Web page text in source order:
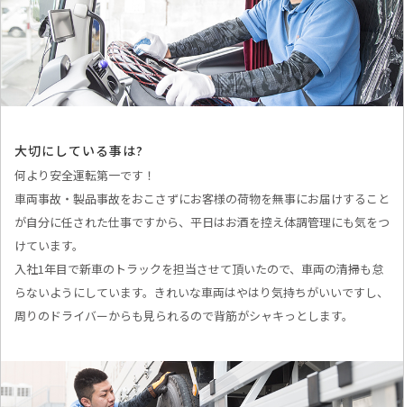
大切にしている事は?
何より安全運転第一です！
車両事故・製品事故をおこさずにお客様の荷物を無事にお届けすること
が自分に任された仕事ですから、平日はお酒を控え体調管理にも気をつ
けています。
入社1年目で新車のトラックを担当させて頂いたので、車両の清掃も怠
らないようにしています。きれいな車両はやはり気持ちがいいですし、
周りのドライバーからも見られるので背筋がシャキっとします。